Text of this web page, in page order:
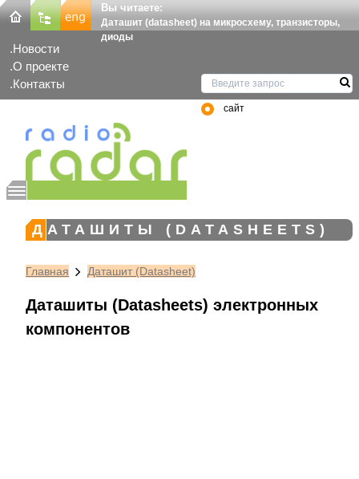
Вы читаете:
Даташит (datasheet) на микросхему, транзисторы,
диоды
Новости
О проекте
Контакты
сайт
ДАТАШИТЫ (DATASHEETS)
Главная Даташит (Datasheet)
Даташиты (Datasheets) электронных
компонентов